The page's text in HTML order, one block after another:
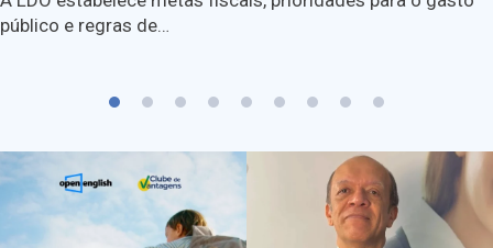
público e regras de…